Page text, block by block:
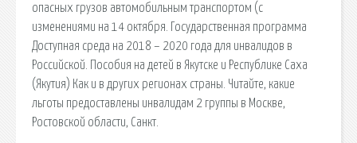
опасных грузов автомобильным транспортом (с
изменениями на 14 октября. Государственная программа
Доступная среда на 2018 – 2020 года для инвалидов в
Российской. Пособия на детей в Якутске и Республике Саха
(Якутия) Как и в других регионах страны. Читайте, какие
льготы предоставлены инвалидам 2 группы в Москве,
Ростовской области, Санкт.